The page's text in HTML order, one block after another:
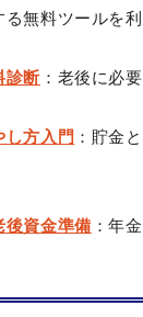
る無料ツールを
診断 ：老後に必
し方入門 ：貯金
後資金準備 ：年